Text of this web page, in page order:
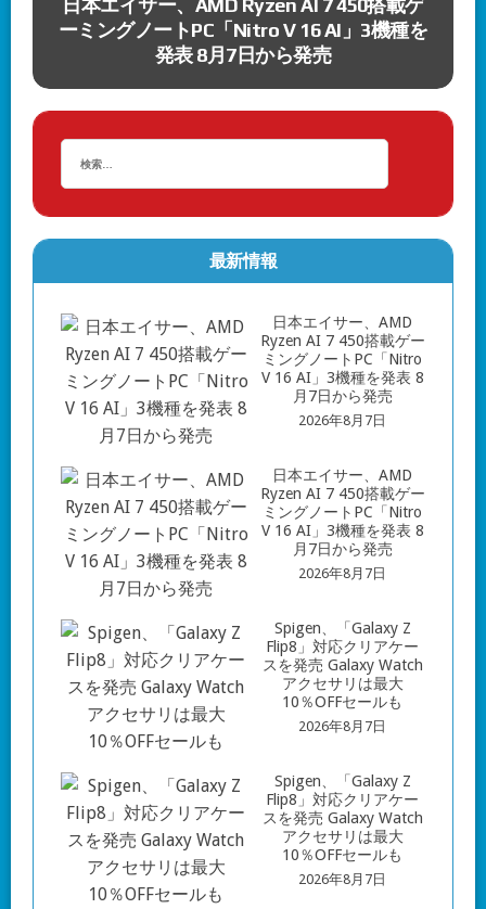
日本エイサー、AMD Ryzen AI 7 450搭載ゲ
ーミングノートPC「Nitro V 16 AI」3機種を
発表 8月7日から発売
最新情報
日本エイサー、AMD
Ryzen AI 7 450搭載ゲー
ミングノートPC「Nitro
V 16 AI」3機種を発表 8
月7日から発売
2026年8月7日
日本エイサー、AMD
Ryzen AI 7 450搭載ゲー
ミングノートPC「Nitro
V 16 AI」3機種を発表 8
月7日から発売
2026年8月7日
Spigen、「Galaxy Z
Flip8」対応クリアケー
スを発売 Galaxy Watch
アクセサリは最大
10％OFFセールも
2026年8月7日
Spigen、「Galaxy Z
Flip8」対応クリアケー
スを発売 Galaxy Watch
アクセサリは最大
10％OFFセールも
2026年8月7日